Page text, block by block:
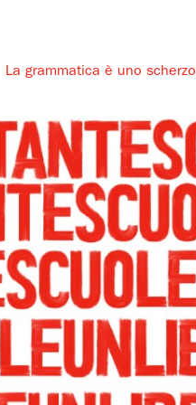
La grammatica è uno scherzo